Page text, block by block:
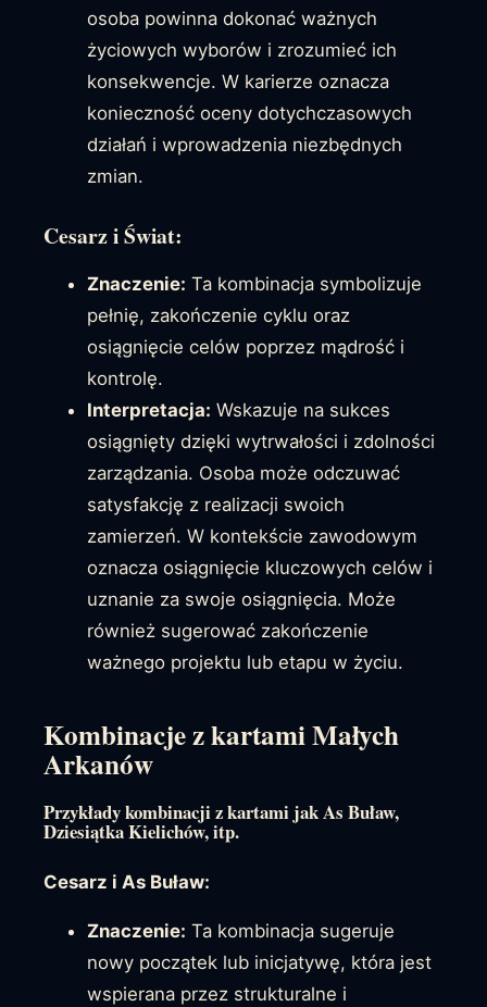
osoba powinna dokonać ważnych
życiowych wyborów i zrozumieć ich
konsekwencje. W karierze oznacza
konieczność oceny dotychczasowych
działań i wprowadzenia niezbędnych
zmian.
Cesarz i Świat:
Znaczenie: Ta kombinacja symbolizuje
pełnię, zakończenie cyklu oraz
osiągnięcie celów poprzez mądrość i
kontrolę.
Interpretacja: Wskazuje na sukces
osiągnięty dzięki wytrwałości i zdolności
zarządzania. Osoba może odczuwać
satysfakcję z realizacji swoich
zamierzeń. W kontekście zawodowym
oznacza osiągnięcie kluczowych celów i
uznanie za swoje osiągnięcia. Może
również sugerować zakończenie
ważnego projektu lub etapu w życiu.
Kombinacje z kartami Małych
Arkanów
Przykłady kombinacji z kartami jak As Buław,
Dziesiątka Kielichów, itp.
Cesarz i As Buław:
Znaczenie: Ta kombinacja sugeruje
nowy początek lub inicjatywę, która jest
wspierana przez strukturalne i